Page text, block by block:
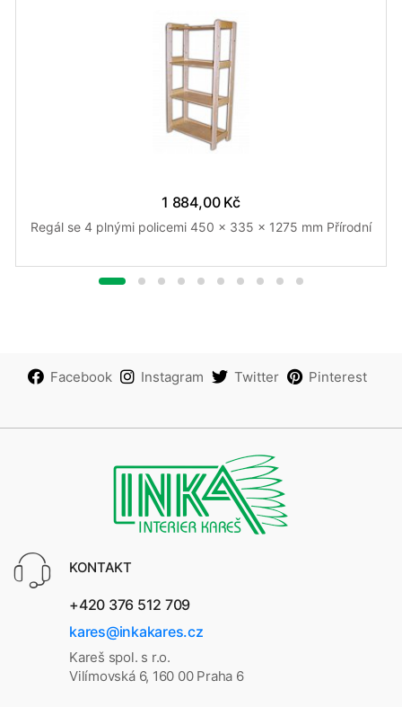
1 884,00 Kč
Regál se 4 plnými policemi 450 x 335 x 1275 mm Přírodní
Facebook Instagram Twitter Pinterest
KONTAKT
+420 376 512 709
kares@inkakares.cz
Kareš spol. s r.o.
Vilímovská 6, 160 00 Praha 6